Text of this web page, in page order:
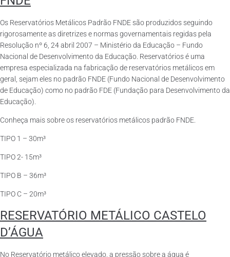
Os Reservatórios Metálicos Padrão FNDE são produzidos seguindo
rigorosamente as diretrizes e normas governamentais regidas pela
Resolução nº 6, 24 abril 2007 – Ministério da Educação – Fundo
Nacional de Desenvolvimento da Educação. Reservatórios é uma
empresa especializada na fabricação de reservatórios metálicos em
geral, sejam eles no padrão FNDE (Fundo Nacional de Desenvolvimento
de Educação) como no padrão FDE (Fundação para Desenvolvimento da
Educação).
Conheça mais sobre os reservatórios metálicos padrão FNDE.
TIPO 1 – 30m³
TIPO 2- 15m³
TIPO B – 36m³
TIPO C – 20m³
RESERVATÓRIO METÁLICO CASTELO
D’ÁGUA
No Reservatório metálico elevado, a pressão sobre a água é